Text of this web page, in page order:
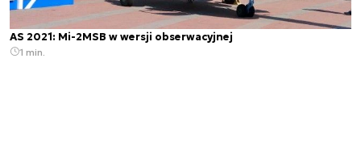
AS 2021: Mi-2MSB w wersji obserwacyjnej
1 min.